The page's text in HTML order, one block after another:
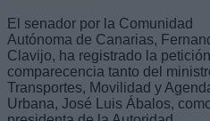
El senador por la Comunidad
Autónoma de Canarias,
Clavijo, ha registrado la
comparecencia tanto del
Transportes, Movilidad y
Urbana, José Luis Ábalos,